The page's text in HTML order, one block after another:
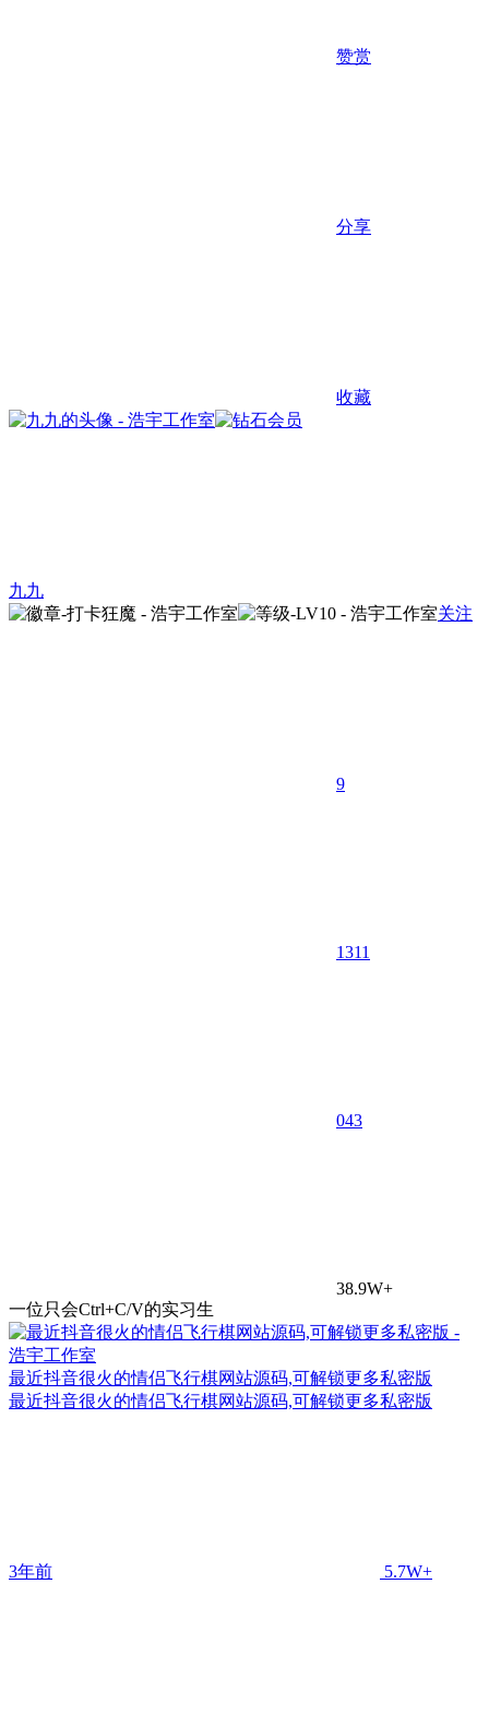
赞赏
分享
收藏
九九
关注
9
1311
043
38.9W+
一位只会Ctrl+C/V的实习生
最近抖音很火的情侣飞行棋网站源码,可解锁更多私密版
最近抖音很火的情侣飞行棋网站源码,可解锁更多私密版
3年前 5.7W+